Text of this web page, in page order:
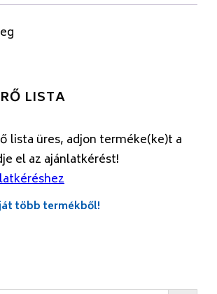
LISTA
lista üres, adjon terméke(ke)t a
el az ajánlatkérést!
több termékből!